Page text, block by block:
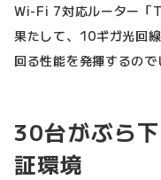
Wi-Fi 7対応ルーター「
果たして、10ギガ光回
回る性能を発揮するので
30台がぶら
証環境